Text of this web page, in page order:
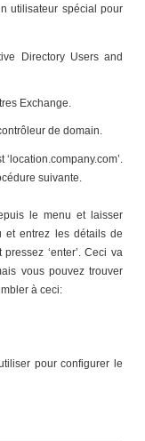
utilisateur spécial pour
Directory Users and
Exchange.
de domain.
suivante.
le menu et laisser
et entrez les détails de
‘enter’. Ceci va
vous pouvez trouver
à ceci:
pour configurer le